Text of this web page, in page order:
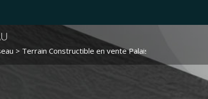
> Terrain Constructible en vente Palaiseau